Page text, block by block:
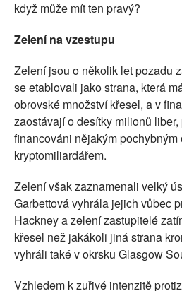
když může mít ten pravý?
Zelení na vzestupu
Zelení jsou o několik let pozadu
se etablovali jako strana, která
obrovské množství křesel, a v
zaostávají o desítky milionů
financováni nějakým pochybným
kryptomiliardářem.
Zelení však zaznamenali velký
Garbettová vyhrála jejich vůbec
Hackney a zelení zastupitelé
křesel než jakákoli jiná strana
vyhráli také v okrsku Glasgow
Vzhledem k zuřivé intenzitě